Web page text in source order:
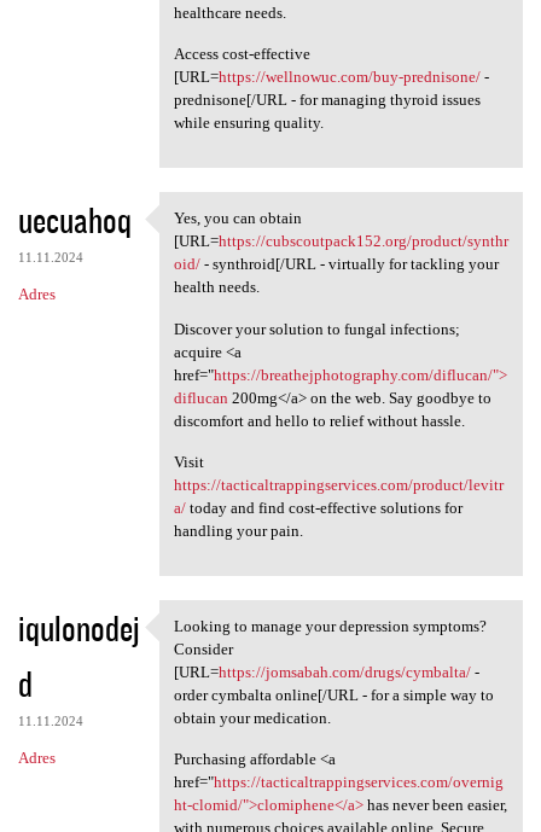
healthcare needs.
Access cost-effective
[URL=https://wellnowuc.com/buy-prednisone/-
prednisone[/URL - for managing thyroid issues
while ensuring quality.
uecuahoq
11.11.2024
Adres
Yes, you can obtain [URL
Yes, you can obtain
[URL=https://cubscoutpack152.org/product/synthr
oid/- synthroid[/URL - virtually for tackling your
health needs.
Discover your solution to fungal infections;
acquire <a
href="https://breathejphotography.com/diflucan/">
diflucan 200mg</a> on the web. Say goodbye to
discomfort and hello to relief without hassle.
Visit
https://tacticaltrappingservices.com/product/levitr
a/today and find cost-effective solutions for
handling your pain.
iqulonodej
d
11.11.2024
Adres
Looking to manage your
Looking to manage your depression symptoms?
Consider
[URL=https://jomsabah.com/drugs/cymbalta/-
order cymbalta online[/URL - for a simple way to
obtain your medication.
Purchasing affordable <a
href="https://tacticaltrappingservices.com/overnig
ht-clomid/">clomiphene</a>has never been easier,
with numerous choices available online. Secure